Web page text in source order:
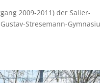
2009-2011) der Salier-
Stresemann-